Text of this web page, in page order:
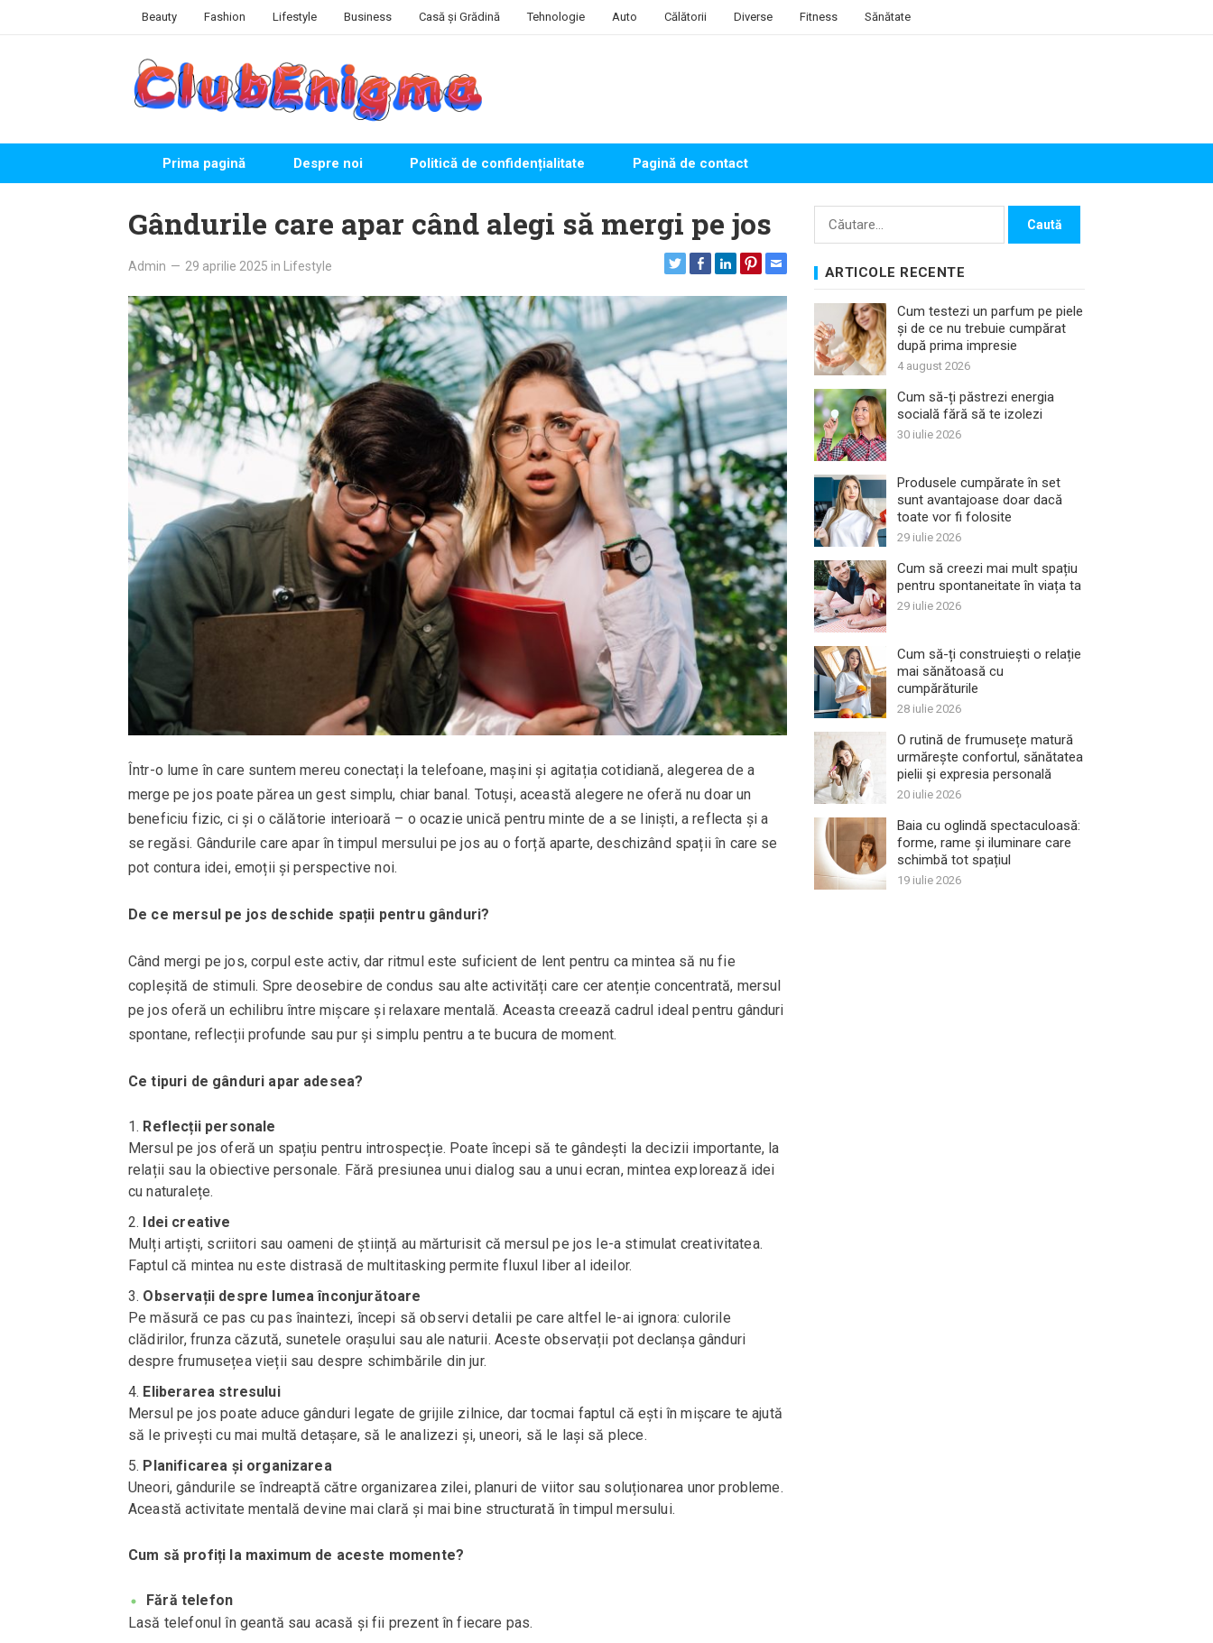
Beauty Fashion Lifestyle Business Casă și Grădină Tehnologie Auto Călătorii Diverse Fitness Sănătate
Prima pagină Despre noi Politică de confidențialitate Pagină de contact
Gândurile care apar când alegi să mergi pe jos
Admin — 29 aprilie 2025 in Lifestyle
Într-o lume în care suntem mereu conectați la telefoane, mașini și agitația cotidiană, alegerea de a
merge pe jos poate părea un gest simplu, chiar banal. Totuși, această alegere ne oferă nu doar un
beneficiu fizic, ci și o călătorie interioară – o ocazie unică pentru minte de a se liniști, a reflecta și a
se regăsi. Gândurile care apar în timpul mersului pe jos au o forță aparte, deschizând spații în care se
pot contura idei, emoții și perspective noi.
De ce mersul pe jos deschide spații pentru gânduri?
Când mergi pe jos, corpul este activ, dar ritmul este suficient de lent pentru ca mintea să nu fie
copleșită de stimuli. Spre deosebire de condus sau alte activități care cer atenție concentrată, mersul
pe jos oferă un echilibru între mișcare și relaxare mentală. Aceasta creează cadrul ideal pentru gânduri
spontane, reflecții profunde sau pur și simplu pentru a te bucura de moment.
Ce tipuri de gânduri apar adesea?
Reflecții personale
Mersul pe jos oferă un spațiu pentru introspecție. Poate începi să te gândești la decizii importante, la
relații sau la obiective personale. Fără presiunea unui dialog sau a unui ecran, mintea explorează idei
cu naturalețe.
Idei creative
Mulți artiști, scriitori sau oameni de știință au mărturisit că mersul pe jos le-a stimulat creativitatea.
Faptul că mintea nu este distrasă de multitasking permite fluxul liber al ideilor.
Observații despre lumea înconjurătoare
Pe măsură ce pas cu pas înaintezi, începi să observi detalii pe care altfel le-ai ignora: culorile
clădirilor, frunza căzută, sunetele orașului sau ale naturii. Aceste observații pot declanșa gânduri
despre frumusețea vieții sau despre schimbările din jur.
Eliberarea stresului
Mersul pe jos poate aduce gânduri legate de grijile zilnice, dar tocmai faptul că ești în mișcare te ajută
să le privești cu mai multă detașare, să le analizezi și, uneori, să le lași să plece.
Planificarea și organizarea
Uneori, gândurile se îndreaptă către organizarea zilei, planuri de viitor sau soluționarea unor probleme.
Această activitate mentală devine mai clară și mai bine structurată în timpul mersului.
Cum să profiți la maximum de aceste momente?
Fără telefon
Lasă telefonul în geantă sau acasă și fii prezent în fiecare pas.
Caută
ARTICOLE RECENTE
Cum testezi un parfum pe piele
și de ce nu trebuie cumpărat
după prima impresie
4 august 2026
Cum să-ți păstrezi energia
socială fără să te izolezi
30 iulie 2026
Produsele cumpărate în set
sunt avantajoase doar dacă
toate vor fi folosite
29 iulie 2026
Cum să creezi mai mult spațiu
pentru spontaneitate în viața ta
29 iulie 2026
Cum să-ți construiești o relație
mai sănătoasă cu
cumpărăturile
28 iulie 2026
O rutină de frumusețe matură
urmărește confortul, sănătatea
pielii și expresia personală
20 iulie 2026
Baia cu oglindă spectaculoasă:
forme, rame și iluminare care
schimbă tot spațiul
19 iulie 2026